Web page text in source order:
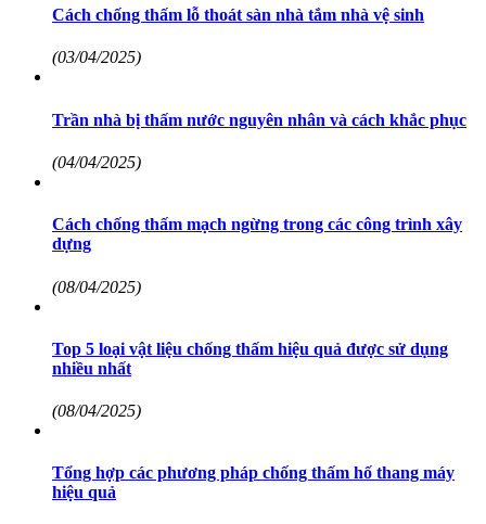
Cách chống thấm lỗ thoát sàn nhà tắm nhà vệ sinh
(03/04/2025)
Trần nhà bị thấm nước nguyên nhân và cách khắc phục
(04/04/2025)
Cách chống thấm mạch ngừng trong các công trình xây
dựng
(08/04/2025)
Top 5 loại vật liệu chống thấm hiệu quả được sử dụng
nhiều nhất
(08/04/2025)
Tổng hợp các phương pháp chống thấm hố thang máy
hiệu quả